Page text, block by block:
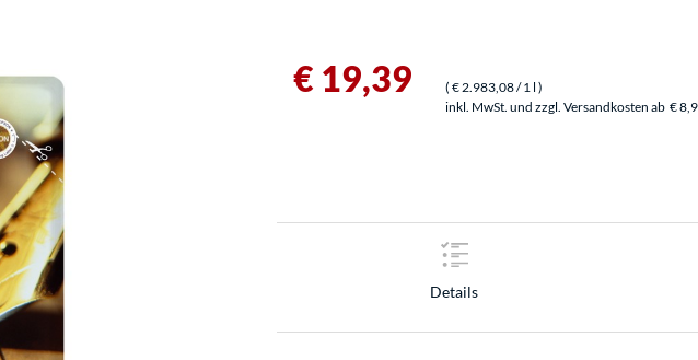
€ 19,39 ( € 2.983,08/ 1 l )
inkl. MwSt. und zzgl. Versandkosten ab €
Details